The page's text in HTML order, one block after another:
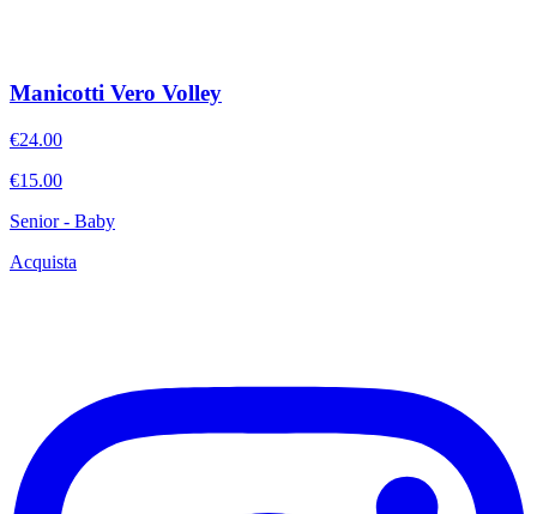
Manicotti Vero Volley
€24.00
€15.00
Senior - Baby
Acquista